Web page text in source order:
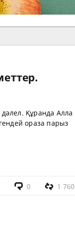
Құранда Алла
ораза парыз
0 1 760